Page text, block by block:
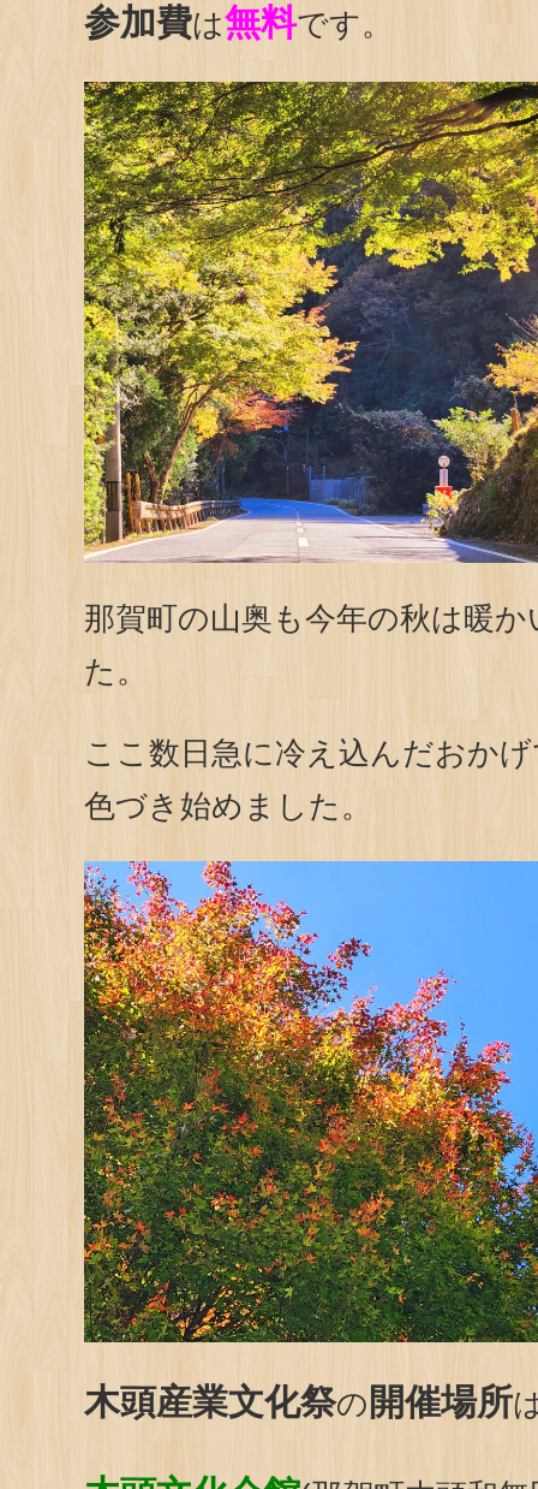
参加費は無料です。
那賀町の山奥も今年の秋は暖
た。
ここ数日急に冷え込んだおか
色づき始めました。
木頭産業文化祭の 開催場所